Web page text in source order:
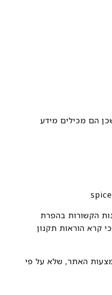
הם מכילים מידע
הקשורות בהפרת
קרא הוראות תקנון
האתר, שלא על פי